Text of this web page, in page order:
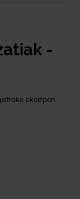
-
ekoizpen-